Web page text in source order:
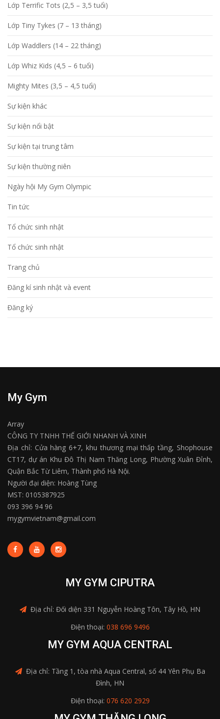
Lớp Terrific Tots (2,5 – 3,5 tuổi)
Lớp Tiny Tykes (7 – 13 tháng)
Lớp Waddlers (14 – 22 tháng)
Lớp Whiz Kids (4,5 – 6 tuổi)
Mighty Mites (3,5 – 4,5 tuổi)
Sự kiện khác
Sự kiện nổi bật
Sự kiện tại trung tâm
Sự kiện thường niên
Ngày hội My Gym Olympic
Tin tức
Tổ chức sinh nhật
Tổ chức sinh nhật
Trang chủ
Đăng kí sinh nhật và event
Đăng ký
My Gym
Array
CÔNG TY TNHH THẾ GIỚI NHANH VÀ XINH
Địa chỉ: Cửa hàng 6+7, khu thương mại thấp tầng, Shophouse
CT17, dự án Khu Đô Thị Nam Thăng Long, Phường Xuân Đỉnh,
Quận Bắc Từ Liêm, Thành phố Hà Nội.
Người đại diện: Hoàng Tùng
MST: 0105387925
093 396 94 96
mygymvietnam@gmail.com
MY GYM CIPUTRA
Địa chỉ: Đối diện 331 Nguyễn Hoàng Tôn, Tây Hồ, HN
Điện thoại: 038 696 9496
MY GYM AQUA CENTRAL
Địa chỉ: Tầng 1, tòa nhà Aqua Central, số 44 Yên Phụ Ba
Đình, HN
Điện thoại: 076 620 2929